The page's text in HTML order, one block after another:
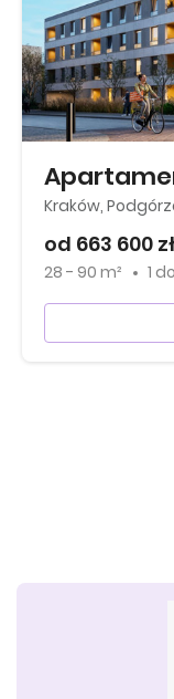
Kraków,
od 663 600 zł
28 - 90 m² 1 do